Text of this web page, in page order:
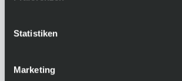
Statistiken
Marketing